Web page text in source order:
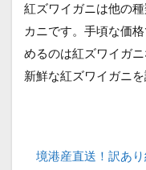
紅ズワイガニは他の
カニです。手頃な価
めるのは紅ズワイガ
新鮮な紅ズワイガニ
境港産直送！訳あ